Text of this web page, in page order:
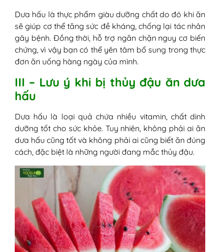
Dưa hấu là thực phẩm giàu dưỡng chất do đó khi ăn
sẽ giúp cơ thể tăng sức đề kháng, chống lại tác nhân
gây bệnh. Đồng thời, hỗ trợ ngăn chặn nguy cơ biến
chứng, vì vậy bạn có thể yên tâm bổ sung trong thực
đơn ăn uống hàng ngày của mình.
III – Lưu ý khi bị thủy đậu ăn dưa
hấu
Dưa hấu là loại quả chứa nhiều vitamin, chất dinh
dưỡng tốt cho sức khỏe. Tuy nhiên, không phải ai ăn
dưa hấu cũng tốt và không phải ai cũng biết ăn đúng
cách, đặc biệt là những người đang mắc thủy đậu.